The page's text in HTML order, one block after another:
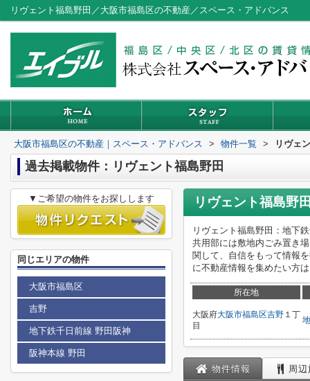
リヴェント福島野田／大阪市福島区の不動産／スペース・アドバンス
大阪市福島区の不動産｜スペース・アドバンス > 物件一覧 > リヴェ
過去掲載物件：リヴェント福島野田
リヴェント福島野
リヴェント福島野田：地下
共用部には敷地内ごみ置き
関して、自信をもって情報
に不動産情報を集めたい方
所在地
大阪府大阪市福島区吉野 １丁
目
物件情報 周
▼ご希望の物件をお探しします
同じエリアの物件
大阪市福島区
吉野
地下鉄千日前線 野田阪神
阪神本線 野田